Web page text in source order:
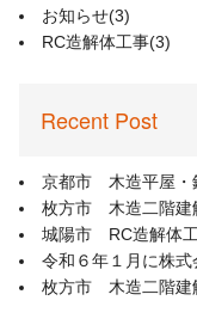
お知らせ(3)
RC造解体工事(3)
Recent Post
京都市 木造平屋・
枚方市 木造二階建
城陽市 RC造解体
令和６年１月に株式
枚方市 木造二階建